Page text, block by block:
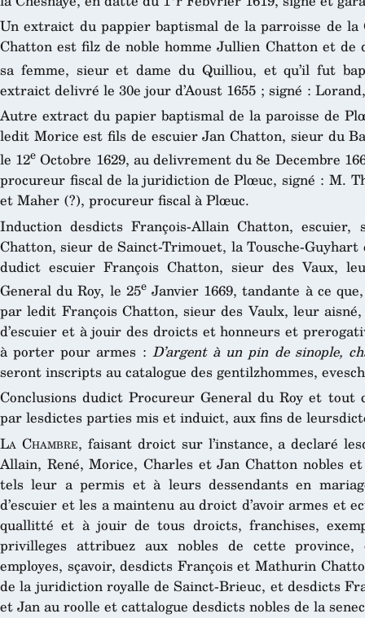
Un extraict du pappier baptismal de la parroisse de la
Chatton est filz de noble homme Jullien Chatton et de
sa femme, sieur et dame du Quilliou, et qu’il fut
extraict delivré le 30e jour d’Aoust 1655 ; signé :
Autre extract du papier baptismal de la paroisse de
ledit Morice est fils de escuier Jan Chatton, sieur du
le 12e Octobre 1629, au delivrement du 8e Decembre
procureur fiscal de la juridiction de Plœuc, signé : M.
et Maher (?), procureur fiscal à Plœuc.
Induction desdicts François-Allain Chatton,
Chatton, sieur de Sainct-Trimouet, la Tousche-
dudict escuier François Chatton, sieur des Vaux,
General du Roy, le 25eJanvier 1669, tandante à ce
par ledit François Chatton, sieur des Vaulx, leur
d’escuier et à jouir des droicts et honneurs et
à porter pour armes :D’argent à un pin de sinople,
seront inscripts au catalogue des gentilzhommes,
Conclusions dudict Procureur General du Roy et tout
par lesdictes parties mis et induict, aux fins de
La Chambre, faisant droict sur l’instance, a declaré
Allain, René, Morice, Charles et Jan Chatton nobles
tels leur a permis et à leurs dessendants en
d’escuier et les a maintenu au droict d’avoir armes et
quallitté et à jouir de tous droicts, franchises,
privilleges attribuez aux nobles de cette province,
employes, sçavoir, desdicts François et Mathurin
de la juridiction royalle de Sainct-Brieuc, et desdicts
et Jan au roolle et cattalogue desdicts nobles de la